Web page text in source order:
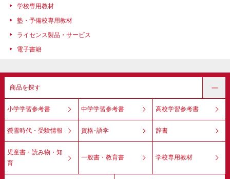
学校専用教材
塾・予備校専用教材
ライセンス製品・サービス
電子書籍
商品を探す
小学学習参考書 中学学習参考書 高校学習参考書
螢雪時代・受験情報 資格･語学 辞書
児童書・読み物・知
育
一般書・教育書 学校専用教材